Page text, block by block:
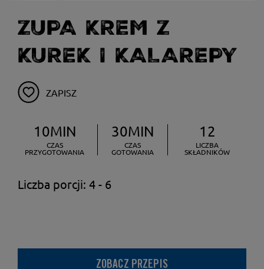
ZUPA KREM Z
KUREK I KALAREPY
ZAPISZ
10MIN
CZAS
PRZYGOTOWANIA
30MIN
CZAS
GOTOWANIA
12
LICZBA
SKŁADNIKÓW
Liczba porcji: 4 - 6
ZOBACZ PRZEPIS